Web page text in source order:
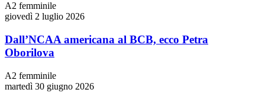
A2 femminile
giovedì 2 luglio 2026
Dall’NCAA americana al BCB, ecco Petra
Oborilova
A2 femminile
martedì 30 giugno 2026